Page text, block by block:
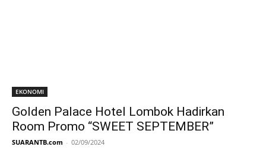
EKONOMI
Golden Palace Hotel Lombok Hadirkan
Room Promo “SWEET SEPTEMBER”
SUARANTB.com - 02/09/2024